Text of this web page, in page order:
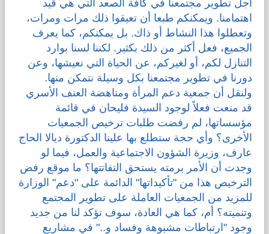
أجل تطوير مجتمعنا في كافة الصعد التي هي قيد
اهتمامنا. ويمكنكم طبعا أن تعيقوا ذلك مرات ومرات،
وتعطلوا هذا النشاط أو ذاك. بل يمكنكم، كما يعرف
الجميع، فعل أكثر من ذلك بكثير. لكننا لسنا بوارد
التنازل لكم، أو لغيركم، عن الحياة التي نعيشها، وعن
دورنا في تطوير مجتمعنا بكل وسيلة نتمكن منها.
ولنقل أن جمعية دعم المرأة ومناهضة العنف الأسري
قد منعت فعلاً لوجود السيدة فليحان في قائمة
مؤسساتها، لم رفضت طلبات ترخيص الجمعيات
الأخرى؟ وأي حجة ستطلع بها علينا الدكتورة ديالا الحاج
عارف، وزيرة الشؤون الاجتماعية والعمل، فيما لو
وجدت أن الأمر برمته يستحق التفاتتها؟ ما موقع رفض
الترخيص هذا من "تأكيداتها" الدائمة على "دعم" الوزارة
للمزيد من الجمعيات العاملة على تطوير المجتمع
وتنميته؟ أم، كما هي العادة، سوف تؤكد لنا من جديد
وجود "ارتباطات مشبوهة وفساد و.." في مشاريع